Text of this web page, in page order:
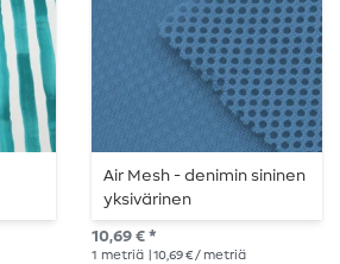
Air Mesh - denimin sininen
yksivärinen
10,69 € *
1 metriä | 10,69 € / metriä